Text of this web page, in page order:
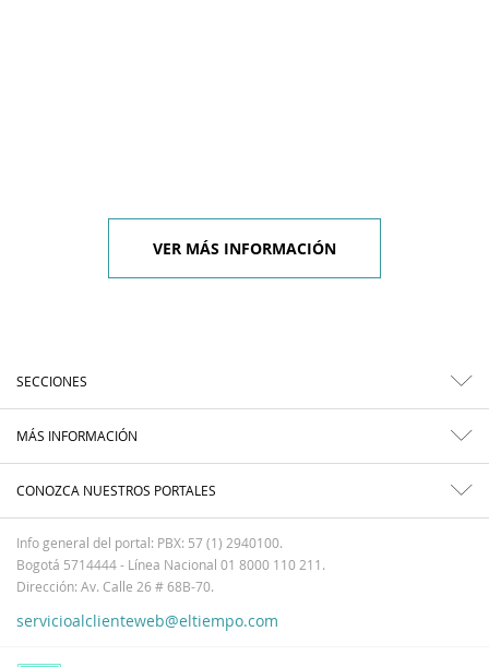
VER MÁS INFORMACIÓN
SECCIONES
MÁS INFORMACIÓN
CONOZCA NUESTROS PORTALES
Info general del portal: PBX: 57 (1) 2940100.
Bogotá 5714444 - Línea Nacional 01 8000 110 211.
Dirección: Av. Calle 26 # 68B-70.
servicioalclienteweb@eltiempo.com